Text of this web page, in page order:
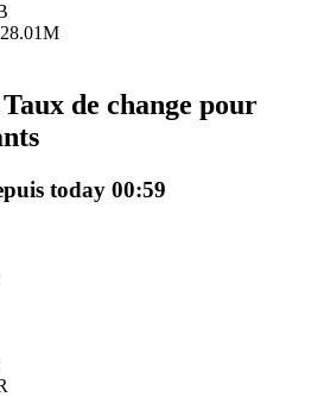
traders
copie
bénéfices et des commissions de copy
de change pour
today 00:59